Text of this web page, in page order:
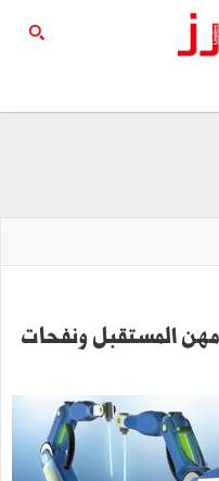
مهن المستقبل ونفحات